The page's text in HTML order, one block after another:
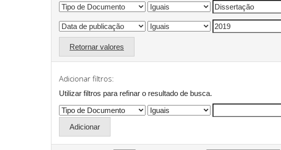
Retornar valores
Adicionar filtros:
Utilizar filtros para refinar o resultado de busca.